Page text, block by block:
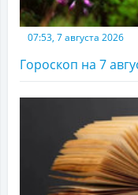
07:53, 7 августа 2026
Гороскоп на 7